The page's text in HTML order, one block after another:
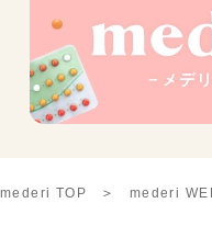
mederi TOP mederi